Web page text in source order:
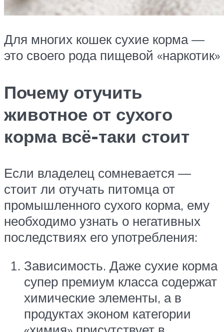
Для многих кошек сухие корма —
это своего рода пищевой «наркотик»
Почему отучить
животное от сухого
корма всё-таки стоит
Если владелец сомневается —
стоит ли отучать питомца от
промышленного сухого корма, ему
необходимо узнать о негативных
последствиях его употребления:
Зависимость. Даже сухие корма
супер премиум класса содержат
химические элементы, а в
продуктах эконом категории